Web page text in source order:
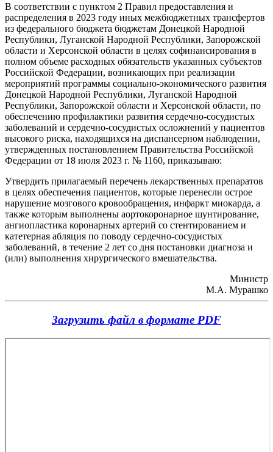
В соответствии с пунктом 2 Правил предоставления и
распределения в 2023 году иных межбюджетных трансфертов
из федерального бюджета бюджетам Донецкой Народной
Республики, Луганской Народной Республики, Запорожской
области и Херсонской области в целях софинансирования в
полном объеме расходных обязательств указанных субъектов
Российской Федерации, возникающих при реализации
мероприятий программы социально-экономического развития
Донецкой Народной Республики, Луганской Народной
Республики, Запорожской области и Херсонской области, по
обеспечению профилактики развития сердечно-сосудистых
заболеваний и сердечно-сосудистых осложнений у пациентов
высокого риска, находящихся на диспансерном наблюдении,
утвержденных постановлением Правительства Российской
Федерации от 18 июля 2023 г. № 1160, приказываю:
Утвердить прилагаемый перечень лекарственных препаратов
в целях обеспечения пациентов, которые перенесли острое
нарушение мозгового кровообращения, инфаркт миокарда, а
также которым выполнены аортокоронарное шунтирование,
ангиопластика коронарных артерий со стентированием и
катетерная абляция по поводу сердечно-сосудистых
заболеваний, в течение 2 лет со дня постановки диагноза и
(или) выполнения хирургического вмешательства.
Министр
М.А. Мурашко
Загрузить файл в формате PDF